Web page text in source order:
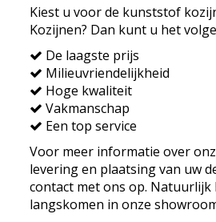
Kiest u voor de kunststof
Kozijnen? Dan kunt u het
De laagste prijs
Milieuvriendelijkheid
Hoge kwaliteit
Vakmanschap
Een top service
Voor meer informatie over
levering en plaatsing van uw
contact met ons op.
langskomen in onze